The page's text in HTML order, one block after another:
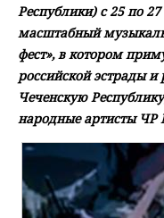
Республики) с 25 по
масштабный
фест», в котором
российской эстрады и
Чеченскую
народные артисты ЧР